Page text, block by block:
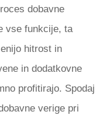
dobavne
vse funkcije, ta
hitrost in
in dodatkovne
profitirajo. Spodaj
verige pri